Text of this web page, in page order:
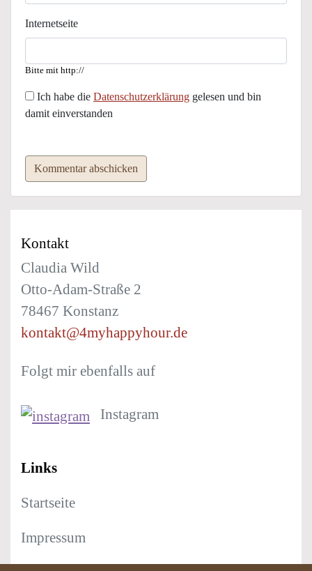
Internetseite
Bitte mit http://
Ich habe die Datenschutzerklärung gelesen und bin
damit einverstanden
Kommentar abschicken
Kontakt
Claudia Wild
Otto-Adam-Straße 2
78467 Konstanz
kontakt@4myhappyhour.de
Folgt mir ebenfalls auf
Instagram
Links
Startseite
Impressum